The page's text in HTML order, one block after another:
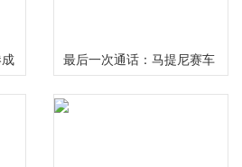
最后一次通话：马提尼赛车
退出网格？